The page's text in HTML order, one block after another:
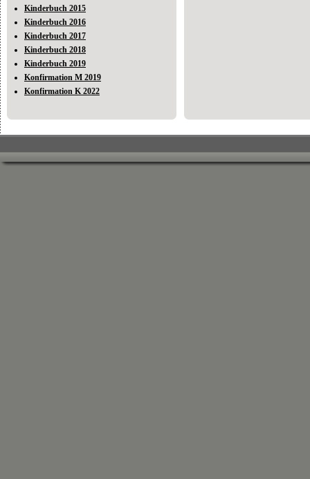
Kinderbuch 2015
Kinderbuch 2016
Kinderbuch 2017
Kinderbuch 2018
Kinderbuch 2019
Konfirmation M 2019
Konfirmation K 2022